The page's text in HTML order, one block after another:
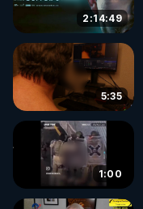
2:14:49
5:35
1:00